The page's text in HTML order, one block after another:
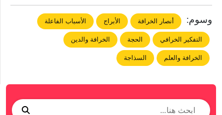
وسوم: أنصار الخرافة الأبراج الأسباب الفاعلة
التفكير الخرافي الحجة الخرافة والدين
الخرافة والعلم السذاجة